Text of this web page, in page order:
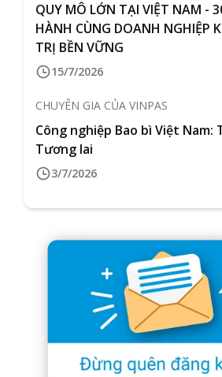
QUY MÔ LỚN TẠI VIỆT NAM -
HÀNH CÙNG DOANH NGHIỆP
TRỊ BỀN VỮNG
15/7/2026
CHUYÊN GIA CỦA VINPAS
Công nghiệp Bao bì Việt Nam:
Tương lai
3/7/2026